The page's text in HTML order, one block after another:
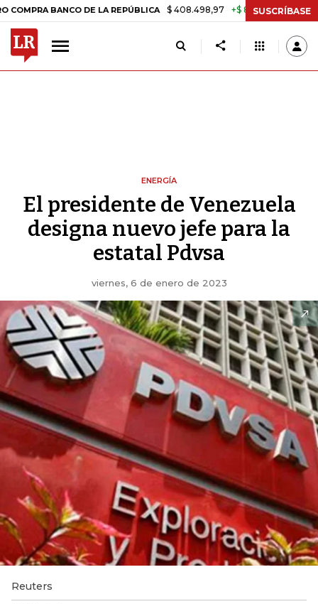
BANCO DE LA REPÚBLICA $ 408.498,97 +$ 8.753,81 +2,19% TASA
SUSCRÍBASE
ENERGÍA
El presidente de Venezuela
designa nuevo jefe para la
estatal Pdvsa
viernes, 6 de enero de 2023
Reuters